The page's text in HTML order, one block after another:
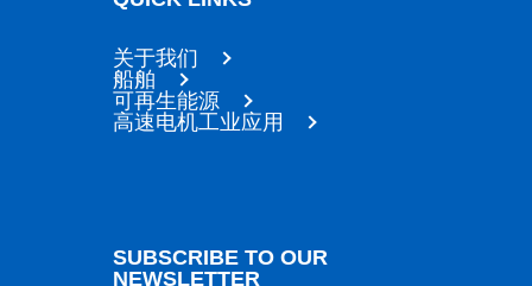
关于我们
船舶
可再生能源
高速电机工业应用
SUBSCRIBE TO OUR
NEWSLETTER